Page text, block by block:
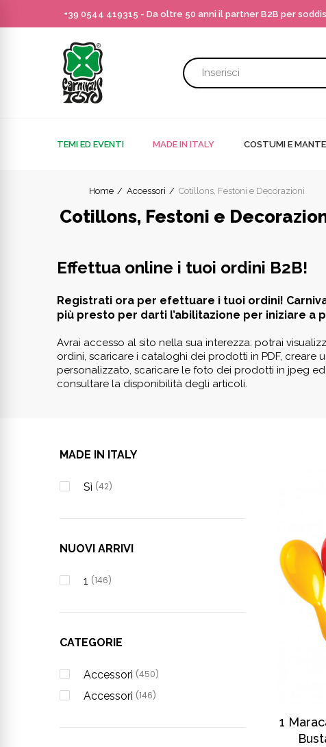
+39 0544 419315 - Da oltre 50 anni il partner B2B per
TEMI ED EVENTI MADE IN ITALY COSTUMI E
Cotillons, Festoni e
Home Accessori Cotillons, Festoni e Decorazioni
Effettua online i tuoi ordini B2B!
Registrati ora per efettuare i tuoi ordini!
più presto per darti l’abilitazione per iniziare a
Avrai accesso al sito nella sua interezza: potrai
ordini, scaricare i cataloghi dei prodotti in PDF, creare
personalizzato, scaricare le foto dei prodotti in jpeg
consultare la disponibilità degli articoli.
1
MADE IN ITALY
Sì (42)
NUOVI ARRIVI
1 (146)
CATEGORIE
Accessori (450)
Accessori (146)